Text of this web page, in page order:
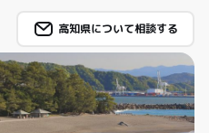
高知県について相談する